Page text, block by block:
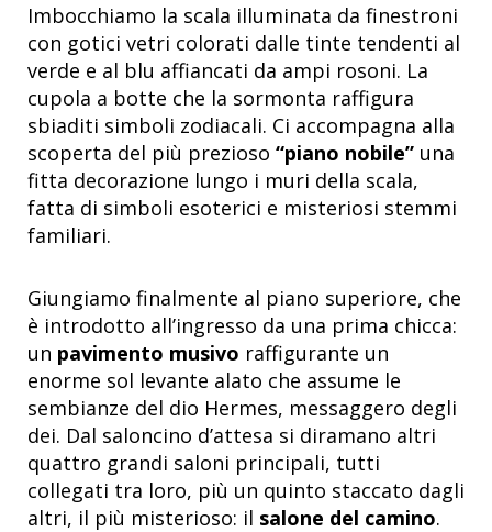
Imbocchiamo la scala illuminata da finestroni
con gotici vetri colorati dalle tinte tendenti al
verde e al blu affiancati da ampi rosoni. La
cupola a botte che la sormonta raffigura
sbiaditi simboli zodiacali. Ci accompagna alla
scoperta del più prezioso “piano nobile” una
fitta decorazione lungo i muri della scala,
fatta di simboli esoterici e misteriosi stemmi
familiari.
Giungiamo finalmente al piano superiore, che
è introdotto all’ingresso da una prima chicca:
un pavimento musivo raffigurante un
enorme sol levante alato che assume le
sembianze del dio Hermes, messaggero degli
dei. Dal saloncino d’attesa si diramano altri
quattro grandi saloni principali, tutti
collegati tra loro, più un quinto staccato dagli
altri, il più misterioso: il salone del camino.